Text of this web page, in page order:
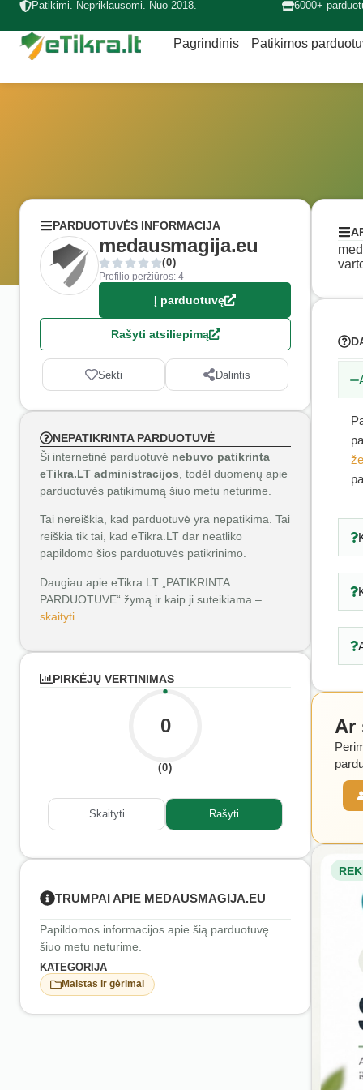
Patikimi. Nepriklausomi. Nuo 2018. 6000+
Pagrindinis Patikimos
PARDUOTUVĖS INFORMACIJA
medausmagija.eu
(0)
Profilio peržiūros: 4
Į parduotuvę
Rašyti atsiliepimą
Sekti Dalintis
NEPATIKRINTA PARDUOTUVĖ
Ši internetinė parduotuvė nebuvo patikrinta
eTikra.LT administracijos , todėl duomenų apie
parduotuvės patikimumą šiuo metu neturime.
Tai nereiškia, kad parduotuvė yra nepatikima. Tai
reiškia tik tai, kad eTikra.LT dar neatliko
papildomo šios parduotuvės patikrinimo.
Daugiau apie eTikra.LT „PATIKRINTA
PARDUOTUVĖ“ žymą ir kaip ji suteikiama –
skaityti
PIRKĖJŲ VERTINIMAS
0
(0)
Skaityti Rašyti
TRUMPAI APIE MEDAUSMAGIJA.EU
Papildomos informacijos apie šią parduotuvę
šiuo metu neturime.
KATEGORIJA
Maistas ir gėrimai
Ar